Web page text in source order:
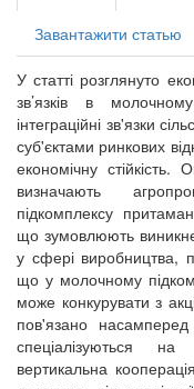
Завантажити статью
У статті розглянуто
зв’язків в
інтеграційні зв'язки
суб'єктами ринкових
економічну
визначають
підкомплексу
що зумовлюють
у сфері виробництва,
що у молочному
може конкурувати з
пов'язано
спеціалізуються
вертикальна